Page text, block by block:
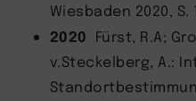
Wiesbaden 2020, S.
2020 Fürst, R.A;
v.Steckelberg, A.: